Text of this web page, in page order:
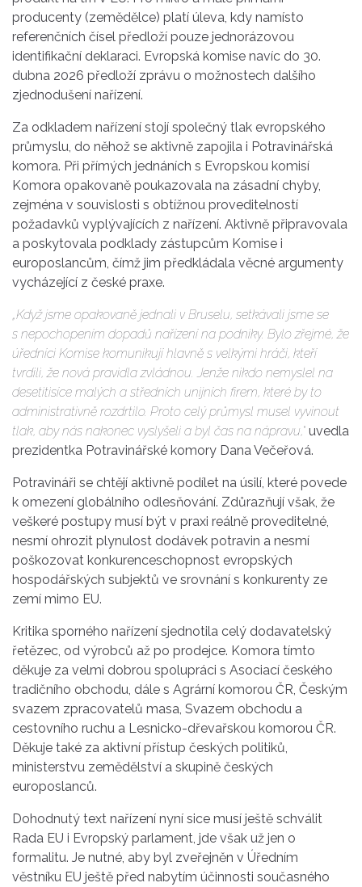
producenty (zemědělce) platí úleva, kdy namísto
referenčních čísel předloží pouze jednorázovou
identifikační deklaraci. Evropská komise navíc do 30.
dubna 2026 předloží zprávu o možnostech dalšího
zjednodušení nařízení.
Za odkladem nařízení stojí společný tlak evropského
průmyslu, do něhož se aktivně zapojila i Potravinářská
komora. Při přímých jednáních s Evropskou komisí
Komora opakovaně poukazovala na zásadní chyby,
zejména v souvislosti s obtížnou proveditelností
požadavků vyplývajících z nařízení. Aktivně připravovala
a poskytovala podklady zástupcům Komise i
europoslancům, čímž jim předkládala věcné argumenty
vycházející z české praxe.
„Když jsme opakovaně jednali v Bruselu, setkávali jsme se
s nepochopením dopadů nařízení na podniky. Bylo zřejmé, že
úředníci Komise komunikují hlavně s velkými hráči, kteří
tvrdili, že nová pravidla zvládnou. Jenže nikdo nemyslel na
desetitisíce malých a středních unijních firem, které by to
administrativně rozdrtilo. Proto celý průmysl musel vyvinout
tlak, aby nás nakonec vyslyšeli a byl čas na nápravu,“ uvedla
prezidentka Potravinářské komory Dana Večeřová.
Potravináři se chtějí aktivně podílet na úsilí, které povede
k omezení globálního odlesňování. Zdůrazňují však, že
veškeré postupy musí být v praxi reálně proveditelné,
nesmí ohrozit plynulost dodávek potravin a nesmí
poškozovat konkurenceschopnost evropských
hospodářských subjektů ve srovnání s konkurenty ze
zemí mimo EU.
Kritika sporného nařízení sjednotila celý dodavatelský
řetězec, od výrobců až po prodejce. Komora tímto
děkuje za velmi dobrou spolupráci s Asociací českého
tradičního obchodu, dále s Agrární komorou ČR, Českým
svazem zpracovatelů masa, Svazem obchodu a
cestovního ruchu a Lesnicko-dřevařskou komorou ČR.
Děkuje také za aktivní přístup českých politiků,
ministerstvu zemědělství a skupině českých
europoslanců.
Dohodnutý text nařízení nyní sice musí ještě schválit
Rada EU i Evropský parlament, jde však už jen o
formalitu. Je nutné, aby byl zveřejněn v Úředním
věstníku EU ještě před nabytím účinnosti současného